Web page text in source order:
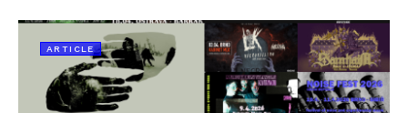
ARTICLE